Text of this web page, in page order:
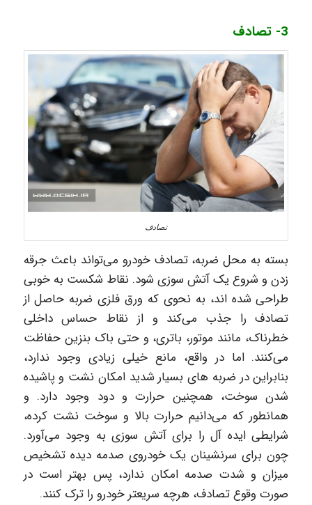
3- تصادف
تصادف
بسته به محل ضربه، تصادف خودرو می‌تواند باعث جرقه
زدن و شروع یک آتش سوزی شود. نقاط شکست به خوبی
طراحی شده اند، به نحوی که ورق فلزی ضربه حاصل از
تصادف را جذب می‌کند و از نقاط حساس داخلی
خطرناک، مانند موتور، باتری، و حتی باک بنزین حفاظت
می‌کنند. اما در واقع، مانع خیلی زیادی وجود ندارد،
بنابراین در ضربه های بسیار شدید امکان نشت و پاشیده
شدن سوخت، همچنین حرارت و دود وجود دارد. و
همانطور که می‌دانیم حرارت بالا و سوخت نشت کرده،
شرایطی ایده آل را برای آتش سوزی به وجود می‌آورد.
چون برای سرنشینان یک خودروی صدمه دیده تشخیص
میزان و شدت صدمه امکان ندارد، پس بهتر است در
صورت وقوع تصادف، هرچه سریعتر خودرو را ترک کنند.